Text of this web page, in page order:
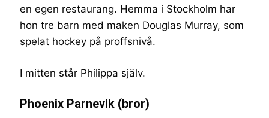
en egen restaurang. Hemma i Stockholm har
hon tre barn med maken Douglas Murray, som
spelat hockey på proffsnivå.
I mitten står Philippa själv.
Phoenix Parnevik (bror)